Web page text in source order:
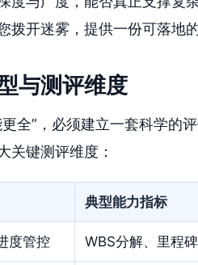
开迷雾，提供一份可落地的
与测评维度
全”，必须建立一套科学的
关键测评维度：
典型能力指标
度管控 WBS分解、里程